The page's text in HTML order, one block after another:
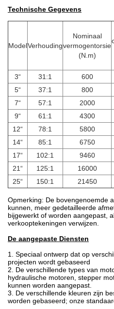
Technische Gegevens
ModelVerhouding
Nominaal
vermogentorsie
(N.m)
3“ 31:1 600
5“
37:1 800
7“
57:1 2000
9“
61:1 4300
12“
78:1 5800
14“
85:1 6750
17“
102:1 9460
21“
125:1 16000
25“
150:1 21450
Opmerking: De bovengenoemde
kunnen, meer gedetailleerde
bijgewerkt of worden aangepast,
verkooptekeningen verwijzen.
De aangepaste Diensten
1. Speciaal ontwerp dat op
projecten wordt gebaseerd
2. De verschillende types van
hydraulische motoren, stepper
kunnen worden aangepast.
3. De verschillende kleuren zijn
worden gebaseerd; onze